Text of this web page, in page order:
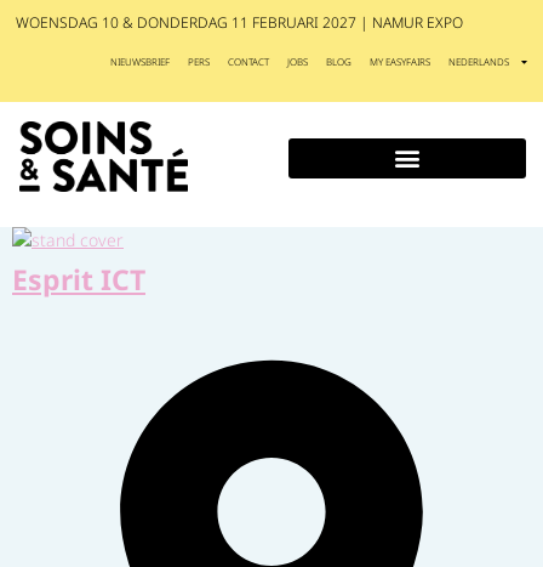
WOENSDAG 10 & DONDERDAG 11 FEBRUARI 2027 | NAMUR EXPO
NIEUWSBRIEF PERS CONTACT JOBS BLOG MY EASYFAIRS NEDERLANDS
Esprit ICT